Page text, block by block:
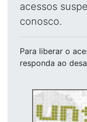
acessos
conosco.
Para liberar o
responda ao